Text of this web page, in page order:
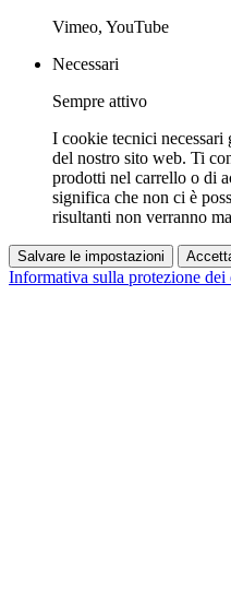
Vimeo, YouTube
Necessari
Sempre attivo
I cookie tecnici necessari
del nostro sito web. Ti
prodotti nel carrello o di
significa che non ci è
risultanti non verranno
Salvare le impostazioni
Informativa sulla protezione dei